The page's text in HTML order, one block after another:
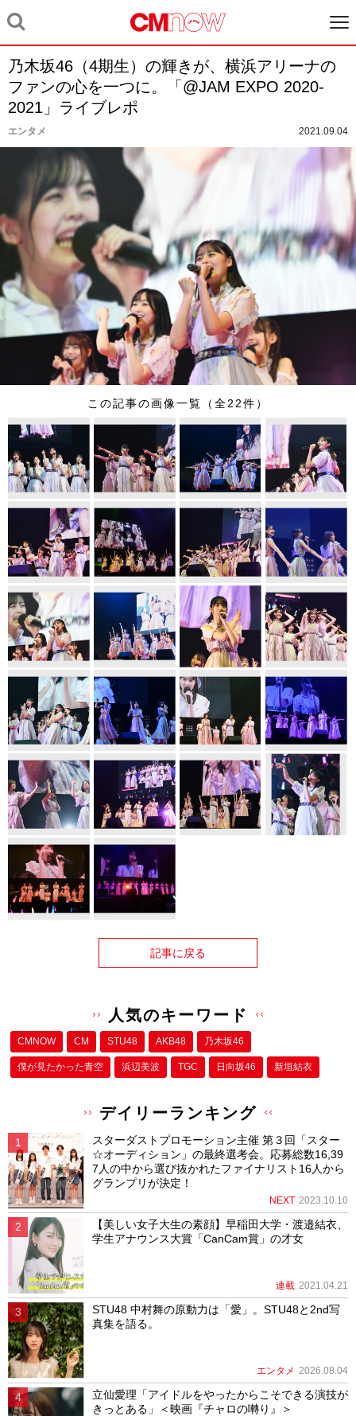
乃木坂46（4期生）の輝きが、横浜アリーナの
ファンの心を一つに。「@JAM EXPO 2020-
2021」ライブレポ
エンタメ 2021.09.04
この記事の画像一覧（全22件）
記事に戻る
人気のキーワード
CMNOW CM STU48 AKB48 乃木坂46
僕が⾒たかった⻘空 浜辺美波 TGC 日向坂46 新垣結衣
デイリーランキング
スターダストプロモーション主催 第３回「スター
☆オーディション」の最終選考会。応募総数16,39
7人の中から選び抜かれたファイナリスト16人から
グランプリが決定！
NEXT 2023.10.10
【美しい女子大生の素顔】早稲田大学・渡邉結衣、
学生アナウンス大賞「CanCam賞」の才女
連載 2021.04.21
STU48 中村舞の原動力は「愛」。STU48と2nd写
真集を語る。
エンタメ 2026.08.04
立仙愛理「アイドルをやったからこそできる演技が
きっとある」＜映画『チャロの囀り』＞